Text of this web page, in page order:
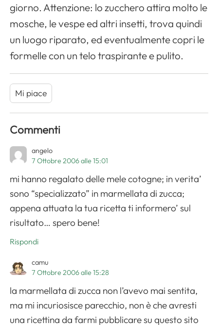
giorno. Attenzione: lo zucchero attira molto le
mosche, le vespe ed altri insetti, trova quindi
un luogo riparato, ed eventualmente copri le
formelle con un telo traspirante e pulito.
Mi piace
Commenti
angelo
7 Ottobre 2006 alle 15:01
mi hanno regalato delle mele cotogne; in verita’
sono “specializzato” in marmellata di zucca;
appena attuata la tua ricetta ti informero’ sul
risultato… spero bene!
Rispondi
camu
7 Ottobre 2006 alle 15:28
la marmellata di zucca non l’avevo mai sentita,
ma mi incuriosisce parecchio, non è che avresti
una ricettina da farmi pubblicare su questo sito